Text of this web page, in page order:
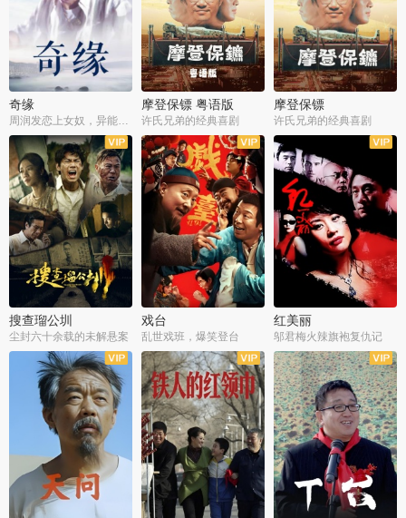
奇缘
周润发恋上女奴，异能护体战邪派
摩登保镖 粤语版
许氏兄弟的经典喜剧
摩登保镖
许氏兄弟的经典喜剧
搜查瑠公圳
尘封六十余载的未解悬案
戏台
乱世戏班，爆笑登台
红美丽
邬君梅火辣旗袍复仇记